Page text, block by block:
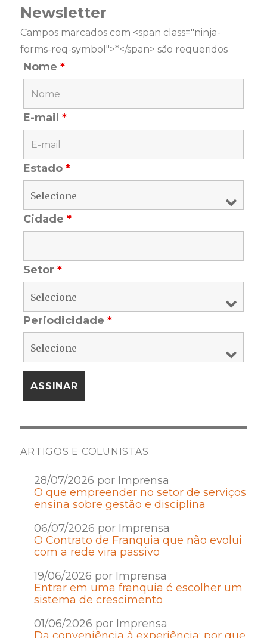
Newsletter
Campos marcados com <span class="ninja-
forms-req-symbol">*</span> são requeridos
Nome*
E-mail*
Estado*
Cidade*
Setor*
Periodicidade*
ARTIGOS E COLUNISTAS
28/07/2026 por Imprensa
O que empreender no setor de serviços
ensina sobre gestão e disciplina
06/07/2026 por Imprensa
O Contrato de Franquia que não evolui
com a rede vira passivo
19/06/2026 por Imprensa
Entrar em uma franquia é escolher um
sistema de crescimento
01/06/2026 por Imprensa